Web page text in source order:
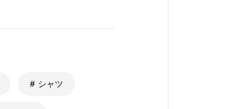
# シャツ